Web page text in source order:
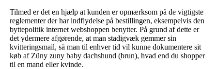
Tilmed er det en hjælp at kunden er opmærksom på de vigtigste
reglementer der har indflydelse på bestillingen, eksempelvis den
byttepolitik internet webshoppen benytter. På grund af dette er
det ydermere afgørende, at man stadigvæk gemmer sin
kvitteringsmail, så man til enhver tid vil kunne dokumentere sit
køb af Züny zuny baby dachshund (brun), hvad end du shopper
til en mand eller kvinde.